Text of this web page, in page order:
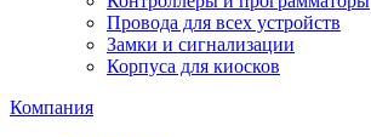
Провода для всех устройств
Замки и сигнализации
Корпуса для киосков
Компания